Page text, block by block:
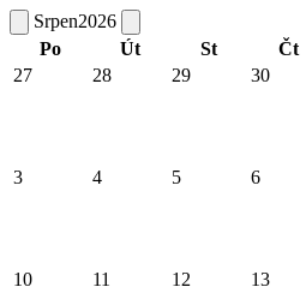
Srpen2026
Po
Út St Čt
27
28 29 30
3 4 5 6
10 11 12 13